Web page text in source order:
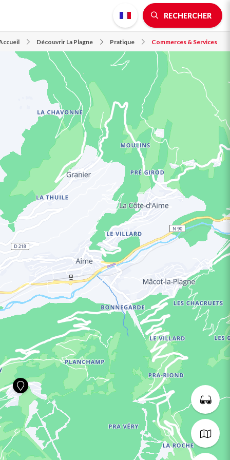
RECHERCHER
Découvrir La Plagne Pratique Commerces & Services